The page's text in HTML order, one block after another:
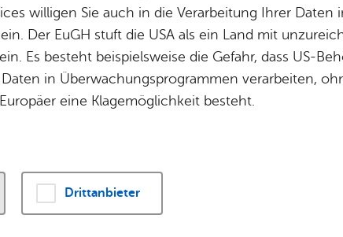
Gar­ten für lau­schi­ge Pau­sen
die mit einer be­son­de­ren At­mo­sphä­re
am Ende der Ufer­pro­me­na­de ist so einer.
willigen Sie auch in die Verarbeitung Ihrer Daten
ein. Der EuGH stuft die USA als ein Land mit
Es besteht beispielsweise die Gefahr, dass US-
in Überwachungsprogrammen verarbeiten,
eine Klagemöglichkeit besteht.
Drittanbieter